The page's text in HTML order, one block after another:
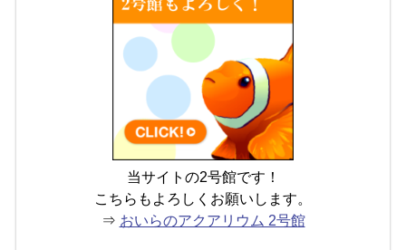
当サイトの2号館です！
こちらもよろしくお願いします。
⇒ おいらのアクアリウム 2号館